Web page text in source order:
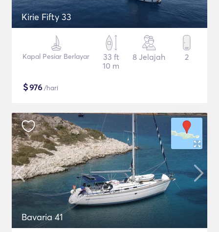
Kirie Fifty 33
Kapal Pesiar Berlayar
33 ft
10 m
8 Jelajah 2
$976 /hari
Bavaria 41